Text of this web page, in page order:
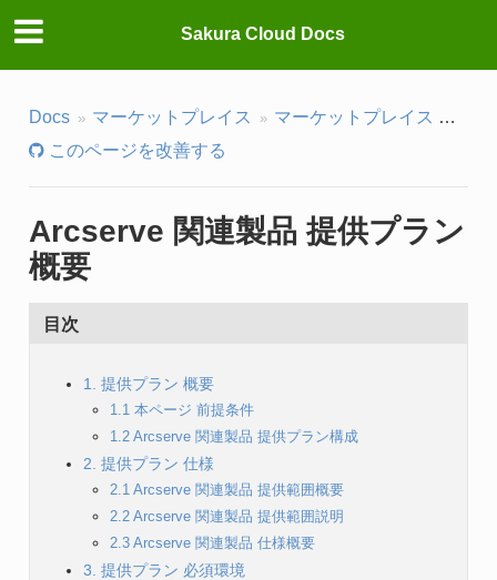
Sakura Cloud Docs
Docs マーケットプレイス マーケットプレイス
このページを改善する
Arcserve 関連製品 提供プラン
概要
目次
1. 提供プラン 概要
1.1 本ページ 前提条件
1.2 Arcserve 関連製品 提供プラン構成
2. 提供プラン 仕様
2.1 Arcserve 関連製品 提供範囲概要
2.2 Arcserve 関連製品 提供範囲説明
2.3 Arcserve 関連製品 仕様概要
3. 提供プラン 必須環境